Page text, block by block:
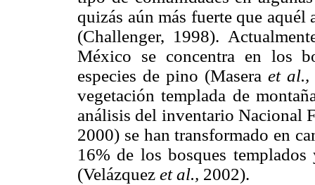
quizás aún más fuerte que
(Challenger, 1998).
México se concentra en los
especies de pino (Masera et al.,
vegetación templada de
análisis del inventario Nacional
2000) se han transformado en
16% de los bosques
(Velázquez et al., 2002).